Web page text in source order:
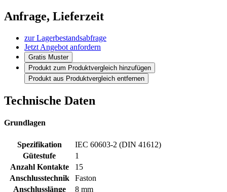
Anfrage, Lieferzeit
zur Lagerbestandsabfrage
Jetzt Angebot anfordern
Gratis Muster
Produkt zum Produktvergleich hinzufügen
Produkt aus Produktvergleich entfernen
Technische Daten
Grundlagen
Spezifikation
IEC 60603-2 (DIN 41612)
Gütestufe
1
Anzahl Kontakte
15
Anschlusstechnik
Faston
Anschlusslänge
8 mm